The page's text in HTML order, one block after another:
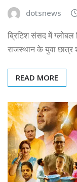
dotsnews
ब्रिटिश संसद में ग्लोबल
राजस्थान के युवा छात्र
READ MORE